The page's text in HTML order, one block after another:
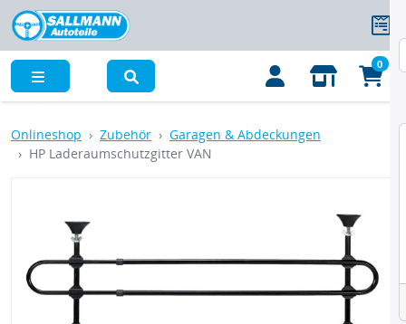
0
Onlineshop Zubehör
Garagen & Abdeckungen
HP Laderaumschutzgitter VAN